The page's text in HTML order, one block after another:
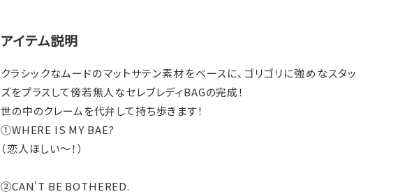
アイテム説明
クラシックなムードのマットサテン素材をベースに、ゴリゴリに強めなスタッ
ズをプラスして傍若無人なセレブレディBAGの完成！
世の中のクレームを代弁して持ち歩きます！
①WHERE IS MY BAE?
（恋人ほしい～！）
②CAN'T BE BOTHERED.